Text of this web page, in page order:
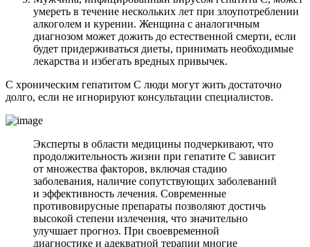
умереть в течение нескольких лет при злоупотреблении
алкоголем и курении. Женщина с аналогичным
диагнозом может дожить до естественной смерти, если
будет придерживаться диеты, принимать необходимые
лекарства и избегать вредных привычек.
С хроническим гепатитом С люди могут жить достаточно
долго, если не игнорируют консультации специалистов.
Эксперты в области медицины подчеркивают, что
продолжительность жизни при гепатите С зависит
от множества факторов, включая стадию
заболевания, наличие сопутствующих заболеваний
и эффективность лечения. Современные
противовирусные препараты позволяют достичь
высокой степени излечения, что значительно
улучшает прогноз. При своевременной
диагностике и адекватной терапии многие